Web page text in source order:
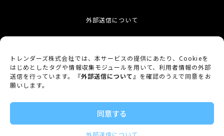
トレンダーズ株式会社では、本サービスの提供にあたり、Cookieを
はじめとしたタグや情報収集モジュールを用いて、利用者情報の外部
送信を行っています。『外部送信について 』を確認のうえで同意をお
願いします。
同意する
外部送信について
外部送信について
サイトマップ
運営会社